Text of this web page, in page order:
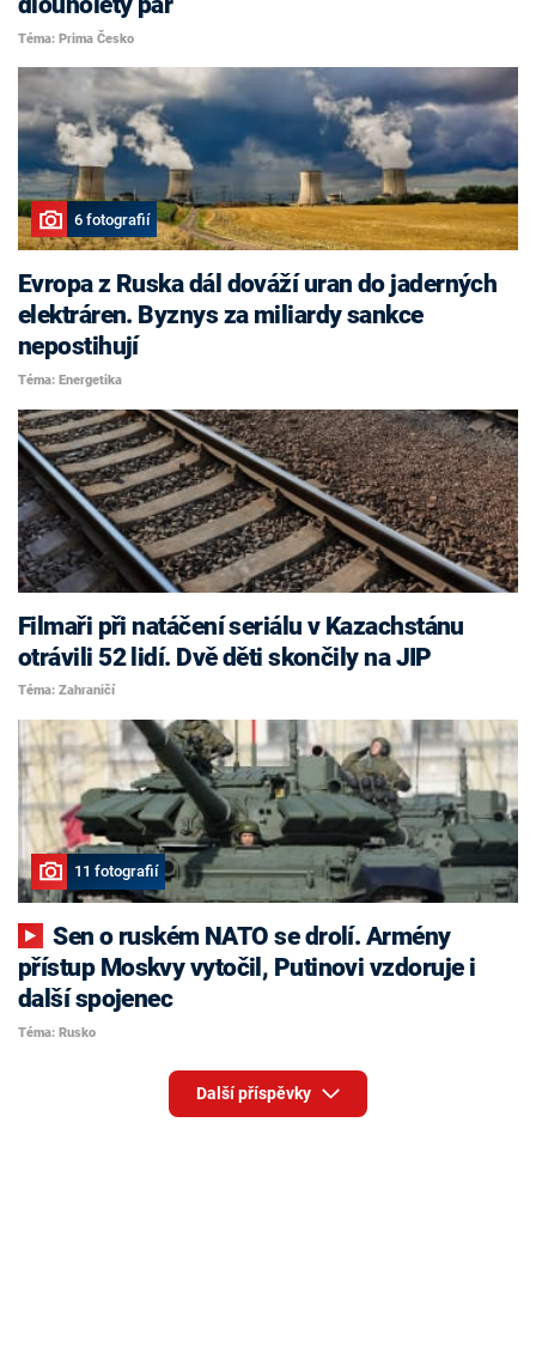
Téma: Prima Česko
6 fotografií
Evropa z Ruska dál dováží uran do jaderných
elektráren. Byznys za miliardy sankce
nepostihují
Téma: Energetika
Filmaři při natáčení seriálu v Kazachstánu
otrávili 52 lidí. Dvě děti skončily na JIP
Téma: Zahraničí
11 fotografií
Sen o ruském NATO se drolí. Armény
přístup Moskvy vytočil, Putinovi vzdoruje i
další spojenec
Téma: Rusko
Další příspěvky